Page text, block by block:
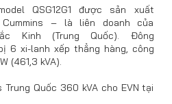
QSG12G1 được sản xuất
– là liên doanh của
Kinh (Trung Quốc). Đông
6 xi-lanh xếp thẳng hàng, công
(461,3 kVA).